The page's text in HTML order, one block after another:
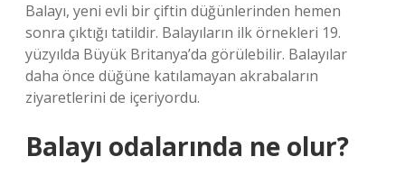
Balayı, yeni evli bir çiftin düğünlerinden hemen
sonra çıktığı tatildir. Balayıların ilk örnekleri 19.
yüzyılda Büyük Britanya’da görülebilir. Balayılar
daha önce düğüne katılamayan akrabaların
ziyaretlerini de içeriyordu.
Balayı odalarında ne olur?